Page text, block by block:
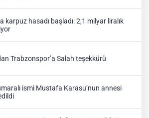
karpuz hasadı başladı: 2,1 milyar liralık
Trabzonspor’a Salah teşekkürü
ismi Mustafa Karasu’nun annesi